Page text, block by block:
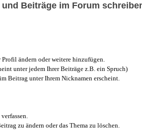
Beiträge im Forum
ändern oder weitere hinzufügen.
unter jedem Ihrer Beiträge z.B. ein Spruch)
Beitrag unter Ihrem Nicknamen erscheint.
zu ändern oder das Thema zu löschen.